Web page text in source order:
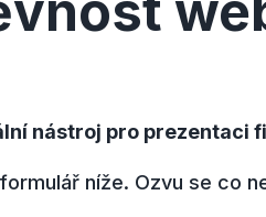
nástroj pro prezentaci
níže. Ozvu se co